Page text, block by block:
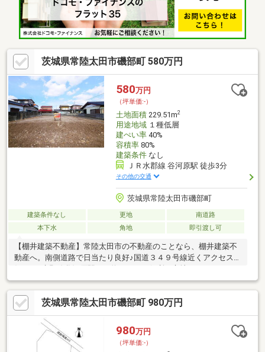
茨城県常陸太田市磯部町 580万円
580万円
（坪単価:-）
土地面積229.51m2
用途地域１種低層
建ぺい率40%
容積率80%
建築条件なし
ＪＲ水郡線 谷河原駅 徒歩3分
その他の交通
茨城県常陸太田市磯部町
建築条件なし 更地
南道路
本下水
角地 即引渡し可
【棚井建築不動産】常陸太田市の不動産のことなら、棚井建築不
動産へ。南側道路で日当たり良好♪国道３４９号線近くアクセス良
茨城県常陸太田市磯部町 980万円
980万円
（坪単価:-）